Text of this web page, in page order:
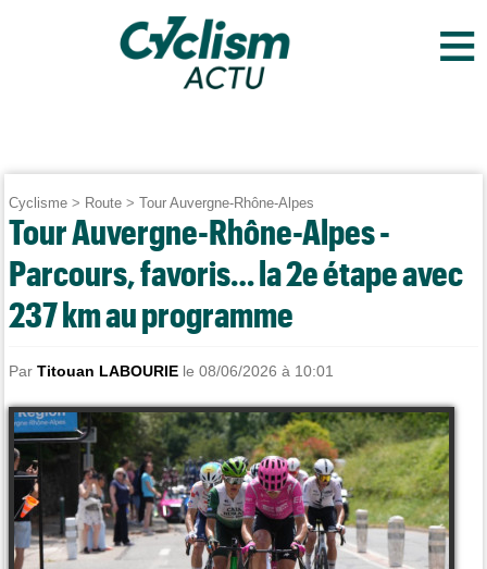
≡
Cyclisme > Route >Tour Auvergne-Rhône-Alpes
Tour Auvergne-Rhône-Alpes -
Parcours, favoris… la 2e étape avec
237 km au programme
ParTitouan LABOURIE le 08/06/2026 à 10:01